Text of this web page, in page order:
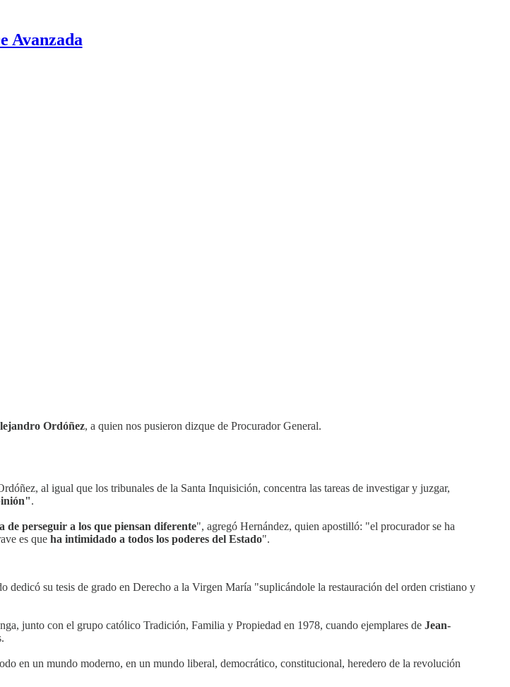
Avanzada
Ordóñez, a quien nos pusieron dizque de Procurador General.
al igual que los tribunales de la Santa Inquisición, concentra las tareas de investigar y juzgar,
.
de perseguir a los que piensan diferente", agregó Hernández, quien apostilló: "el procurador se ha
es que ha intimidado a todos los poderes del Estado".
dedicó su tesis de grado en Derecho a la Virgen María "suplicándole la restauración del orden cristiano y
junto con el grupo católico Tradición, Familia y Propiedad en 1978, cuando ejemplares de Jean-
en un mundo moderno, en un mundo liberal, democrático, constitucional, heredero de la revolución